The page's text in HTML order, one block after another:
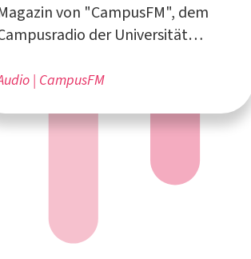
von "CampusFM", dem
der Universität
CampusFM